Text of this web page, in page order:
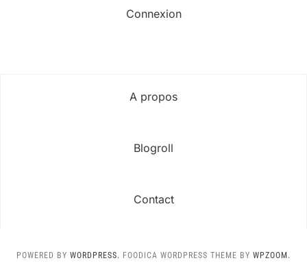
Connexion
A propos
Blogroll
Contact
POWERED BY WORDPRESS. FOODICA WORDPRESS THEME BY WPZOOM.